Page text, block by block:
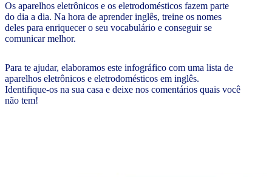
Os aparelhos eletrônicos e os eletrodomésticos fazem parte
do dia a dia. Na hora de aprender inglês, treine os nomes
deles para enriquecer o seu vocabulário e conseguir se
comunicar melhor.
Para te ajudar, elaboramos este infográfico com uma lista de
aparelhos eletrônicos e eletrodomésticos em inglês.
Identifique-os na sua casa e deixe nos comentários quais você
não tem!